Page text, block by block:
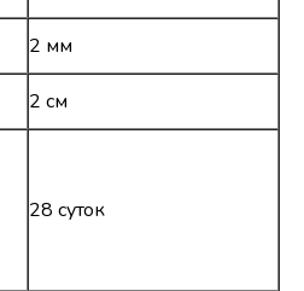
2 мм
2 см
28 суток